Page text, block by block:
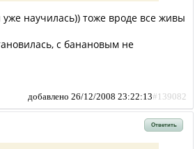
уже научилась)) тоже вроде все живы
с банановым не
добавлено 26/12/2008 23:22:13#139082
Ответить